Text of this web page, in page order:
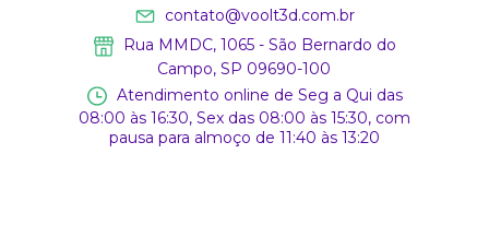
contato@voolt3d.com.br
Rua MMDC, 1065 - São Bernardo do
Campo, SP 09690-100
Atendimento online de Seg a Qui das
08:00 às 16:30, Sex das 08:00 às 15:30, com
pausa para almoço de 11:40 às 13:20